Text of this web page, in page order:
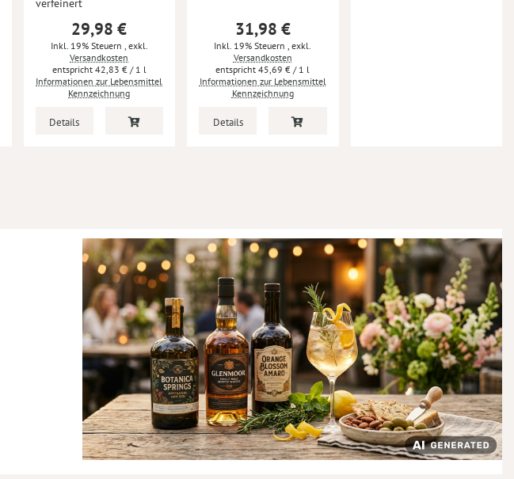
verfeinert
29,98 €
Inkl. 19% Steuern , exkl.
Versandkosten
42,83 €/ 1 l
Informationen zur Lebensmittel
Kennzeichnung
Details
31,98 €
Inkl. 19% Steuern, exkl.
Versandkosten
45,69 € / 1 l
Informationen zur Lebensmittel
Kennzeichnung
Details